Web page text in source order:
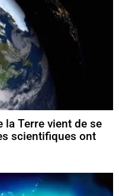
la Terre vient de se
scientifiques ont